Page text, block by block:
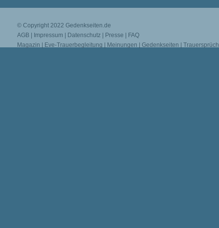
© Copyright 2022 Gedenkseiten.de
AGB
Impressum Datenschutz Presse
FAQ
Magazin
Eve-Trauerbegleitung Meinungen Gedenkseiten